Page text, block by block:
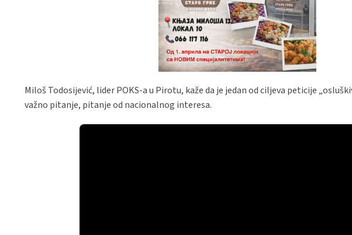
Miloš Todosijević, lider POKS-a u Pirotu, kaže da je jedan od ciljeva peticije
važno pitanje, pitanje od nacionalnog interesa.